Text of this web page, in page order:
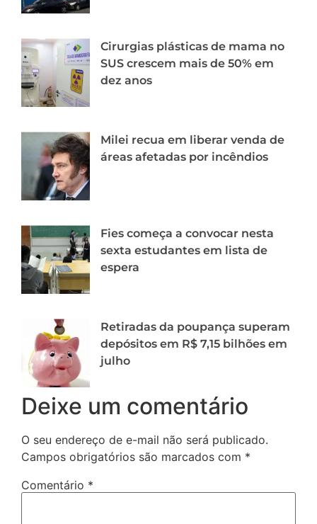
Cirurgias plásticas de mama no
SUS crescem mais de 50% em
dez anos
Milei recua em liberar venda de
áreas afetadas por incêndios
Fies começa a convocar nesta
sexta estudantes em lista de
espera
Retiradas da poupança superam
depósitos em R$ 7,15 bilhões em
julho
Deixe um comentário
O seu endereço de e-mail não será publicado.
Campos obrigatórios são marcados com *
Comentário *